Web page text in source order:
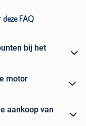
deze FAQ
bij het
motor
aankoop van